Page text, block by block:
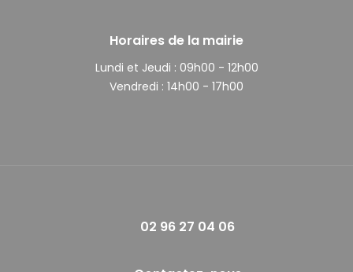
Horaires de la mairie
Lundi et Jeudi : 09h00 - 12h00
Vendredi : 14h00 - 17h00
02 96 27 04 06